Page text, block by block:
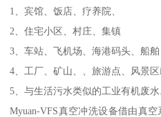
1、宾馆、饭店、疗养院、
2、住宅小区、村庄、集镇
3、车站、飞机场、海港码头、船舶
4、工厂、矿山、、旅游点、风景区i
5、与生活污水类似的工业有机废水.
Myuan-VFS真空冲洗设备借由真